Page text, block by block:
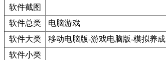
软件截图
软件总类
电脑游戏
软件大类
移动电脑版-游戏电脑版-模拟养成
软件小类